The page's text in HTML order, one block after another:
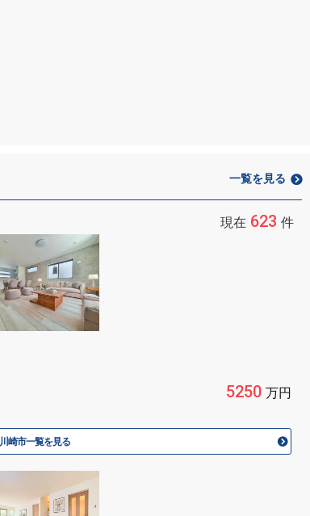
一覧を見る
現在 623 件
5250万円
川崎市一覧を見る